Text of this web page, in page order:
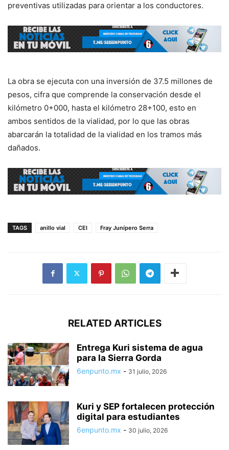
preventivas utilizadas para orientar a los conductores.
La obra se ejecuta con una inversión de 37.5 millones de
pesos, cifra que comprende la conservación desde el
kilómetro 0+000, hasta el kilómetro 28+100, esto en
ambos sentidos de la vialidad, por lo que las obras
abarcarán la totalidad de la vialidad en los tramos más
dañados.
TAGS anillo vial CEI Fray Junípero Serra
RELATED ARTICLES
Entrega Kuri sistema de agua
para la Sierra Gorda
6enpunto.mx - 31 julio, 2026
Kuri y SEP fortalecen protección
digital para estudiantes
6enpunto.mx - 30 julio, 2026